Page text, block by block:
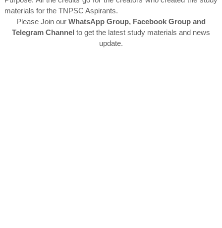
materials for the TNPSC Aspirants.
Please Join our WhatsApp Group, Facebook Group and
Telegram Channel to get the latest study materials and news
update.